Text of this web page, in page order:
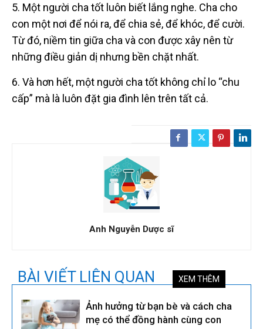
5. Một người cha tốt luôn biết lắng nghe. Cha cho
con một nơi để nói ra, để chia sẻ, để khóc, để cười.
Từ đó, niềm tin giữa cha và con được xây nên từ
những điều giản dị nhưng bền chặt nhất.
6. Và hơn hết, một người cha tốt không chỉ lo “chu
cấp” mà là luôn đặt gia đình lên trên tất cả.
Anh Nguyễn Dược sĩ
BÀI VIẾT LIÊN QUAN XEM THÊM
Ảnh hưởng từ bạn bè và cách cha
mẹ có thể đồng hành cùng con